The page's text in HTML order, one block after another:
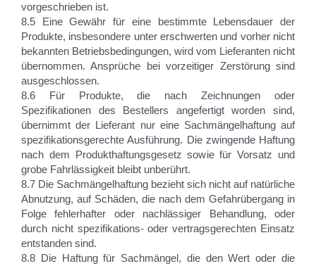
vorgeschrieben ist.
8.5 Eine Gewähr für eine bestimmte Lebensdauer der
Produkte, insbesondere unter erschwerten und vorher nicht
bekannten Betriebsbedingungen, wird vom Lieferanten nicht
übernommen. Ansprüche bei vorzeitiger Zerstörung sind
ausgeschlossen.
8.6 Für Produkte, die nach Zeichnungen oder
Spezifikationen des Bestellers angefertigt worden sind,
übernimmt der Lieferant nur eine Sachmängelhaftung auf
spezifikationsgerechte Ausführung. Die zwingende Haftung
nach dem Produkthaftungsgesetz sowie für Vorsatz und
grobe Fahrlässigkeit bleibt unberührt.
8.7 Die Sachmängelhaftung bezieht sich nicht auf natürliche
Abnutzung, auf Schäden, die nach dem Gefahrübergang in
Folge fehlerhafter oder nachlässiger Behandlung, oder
durch nicht spezifikations- oder vertragsgerechten Einsatz
entstanden sind.
8.8 Die Haftung für Sachmängel, die den Wert oder die